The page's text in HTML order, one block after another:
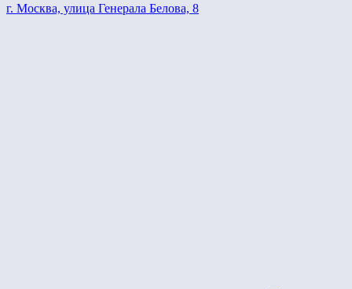
г. Москва, улица Генерала Белова, 8